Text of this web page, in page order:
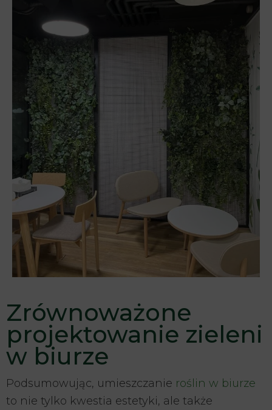
Zrównoważone
projektowanie zieleni
w biurze
Podsumowując, umieszczanie roślin w biurze
to nie tylko kwestia estetyki, ale także